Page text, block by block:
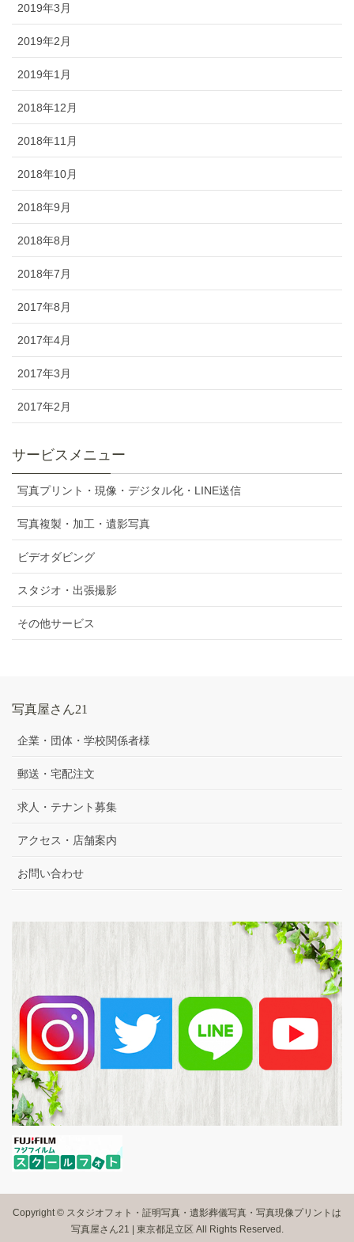
2019年3月
2019年2月
2019年1月
2018年12月
2018年11月
2018年10月
2018年9月
2018年8月
2018年7月
2017年8月
2017年4月
2017年3月
2017年2月
サービスメニュー
写真プリント・現像・デジタル化・LINE送信
写真複製・加工・遺影写真
ビデオダビング
スタジオ・出張撮影
その他サービス
写真屋さん21
企業・団体・学校関係者様
郵送・宅配注文
求人・テナント募集
アクセス・店舗案内
お問い合わせ
Copyright © スタジオフォト・証明写真・遺影葬儀写真・写真現像プリントは
写真屋さん21 | 東京都足立区 All Rights Reserved.